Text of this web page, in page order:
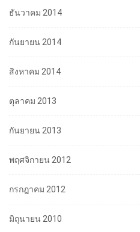
ธันวาคม 2014
กันยายน 2014
สิงหาคม 2014
ตุลาคม 2013
กันยายน 2013
พฤศจิกายน 2012
กรกฎาคม 2012
มิถุนายน 2010